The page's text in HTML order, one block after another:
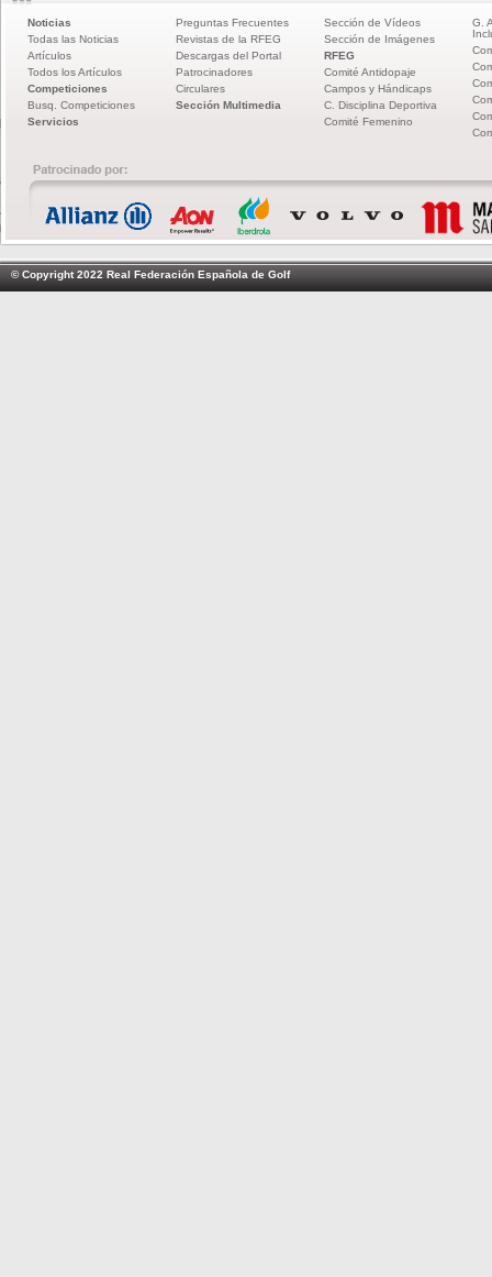
Noticias
Todas las Noticias
Artículos
Todos los Artículos
Competiciones
Busq. Competiciones
Servicios
Preguntas Frecuentes
Revistas de la RFEG
Descargas del Portal
Patrocinadores
Circulares
Sección Multimedia
Sección de Vídeos
Sección de Imágenes
RFEG
Comité Antidopaje
Campos y Hándicaps
C. Disciplina Deportiva
Comité Femenino
G.
© Copyright 2022 Real Federación Española de Golf